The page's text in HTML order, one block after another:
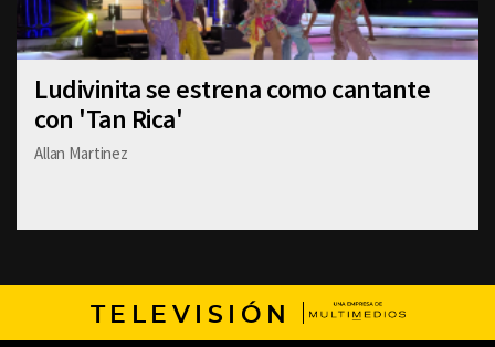
Ludivinita se estrena como cantante
con 'Tan Rica'
Allan Martinez
TELEVISIÓN